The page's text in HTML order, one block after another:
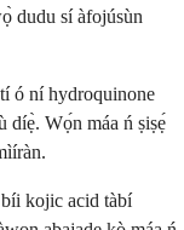
dudu sí àfojúsùn
ó ní hydroquinone
díẹ̀. Wọ́n máa ń ṣiṣẹ́
kojic acid tàbí